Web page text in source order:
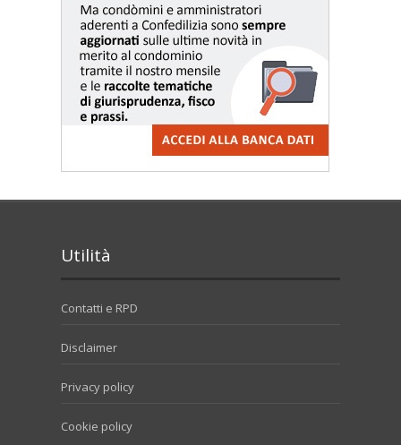
Utilità
Contatti e RPD
Disclaimer
Privacy policy
Cookie policy